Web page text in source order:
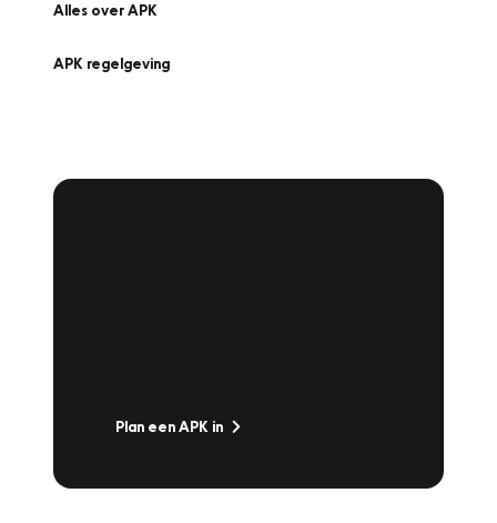
Alles over APK
APK regelgeving
Plan een APK in